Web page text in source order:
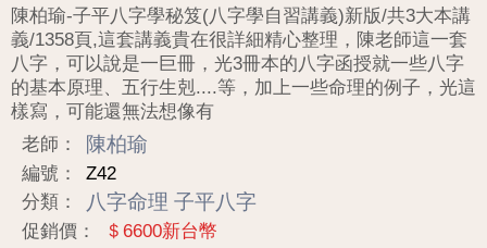
陳柏瑜-子平八字學秘笈(八字學自習講義)新版/共3大本講
義/1358頁,這套講義貴在很詳細精心整理，陳老師這一套
八字，可以說是一巨冊，光3冊本的八字函授就一些八字
的基本原理、五行生剋....等，加上一些命理的例子，光這
樣寫，可能還無法想像有
老師：
陳柏瑜
編號：
Z42
分類：
八字命理 子平八字
促銷價：
＄6600新台幣